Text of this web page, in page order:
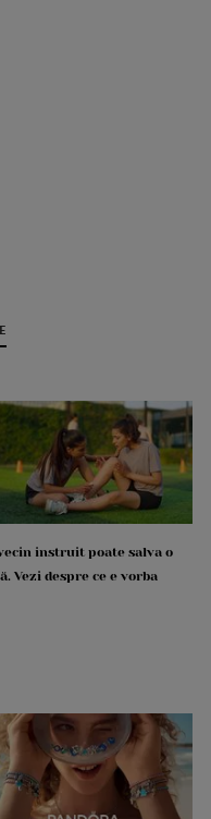
instruit poate salva o
Vezi despre ce e vorba